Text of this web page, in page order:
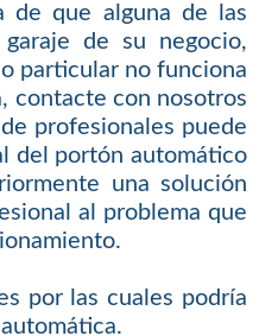
de que alguna de las
de su negocio,
particular no funciona
contacte con nosotros
profesionales puede
del portón automático
una solución
al problema que
por las cuales podría